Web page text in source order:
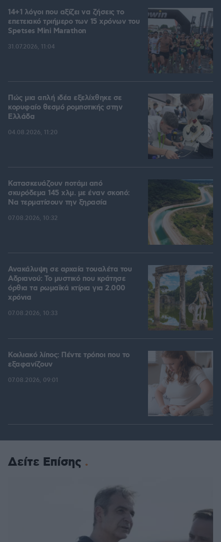
14+1 λόγοι που αξίζει να ζήσεις το
επετειακό τριήμερο των 15 χρόνων του
Spetses Mini Marathon
31.07.2026, 11:04
Πώς μια απλή ιδέα εξελίχθηκε σε
κορυφαίο θεσμό ρομποτικής στην
Ελλάδα
04.08.2026, 11:20
Κατασκευάζουν ποτάμι από
σκυρόδεμα 145 χλμ. με έναν σκοπό:
Να τερματίσουν την ξηρασία
07.08.2026, 10:32
Ανακάλυψη σε αρχαία τουαλέτα του
Αδριανού: Το μυστικό που κράτησε
όρθια τα ρωμαϊκά κτίρια για 2.000
χρόνια
07.08.2026, 10:33
Κοιλιακό λίπος: Πέντε τρόποι που το
εξαφανίζουν
07.08.2026, 09:01
Δείτε Επίσης